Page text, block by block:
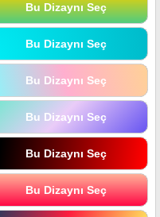
Bu Dizaynı Seç
Bu Dizaynı Seç
Bu Dizaynı Seç
Bu Dizaynı Seç
Bu Dizaynı Seç
Bu Dizaynı Seç